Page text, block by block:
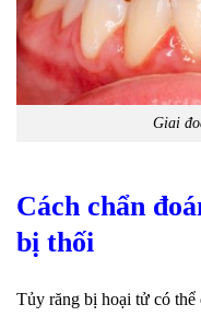
Giai
Cách chẩn
bị thối
Tủy răng bị hoại tử có